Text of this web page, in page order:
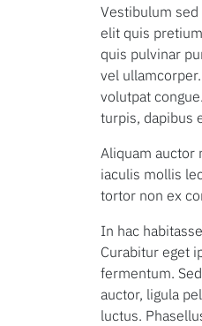
Vestibulum
elit quis
quis pulvinar
vel
volutpat
turpis, dapibus
Aliquam auctor
iaculis mollis
tortor non ex
In hac
Curabitur eget
fermentum.
auctor, ligula
luctus.